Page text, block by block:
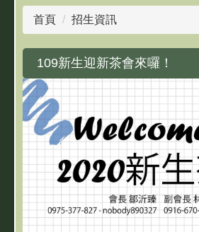
首頁 招生資訊
109新生迎新茶會來囉！